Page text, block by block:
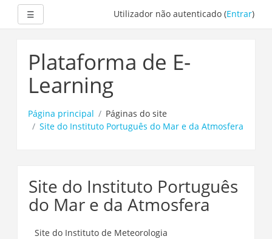
☰ Utilizador não autenticado (Entrar)
Plataforma de E-
Learning
Página principal
Páginas do site
Site do Instituto Português do Mar e da Atmosfera
Site do Instituto Português
do Mar e da Atmosfera
Site do Instituto de Meteorologia